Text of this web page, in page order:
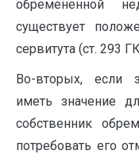
обремененной
существует
сервитута (ст. 293
Во-вторых, если
иметь значение
собственник
потребовать его